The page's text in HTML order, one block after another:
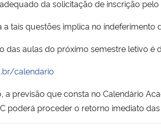
da solicitação de inscrição pelo
a tais questões implica no indeferimento
das aulas do próximo semestre letivo
calendario
a previsão que consta no Calendário
poderá proceder o retorno imediato